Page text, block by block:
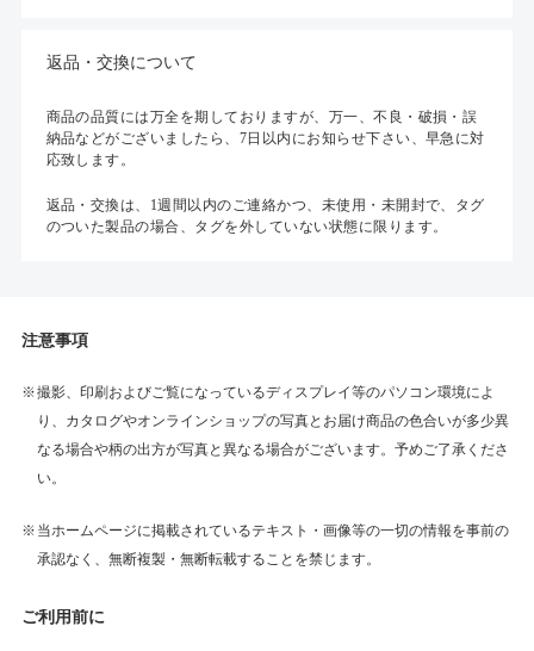
返品・交換について
商品の品質には万全を期しておりますが、万一、不良・破損・誤
納品などがございましたら、7日以内にお知らせ下さい、早急に対
応致します。
返品・交換は、1週間以内のご連絡かつ、未使用・未開封で、タグ
のついた製品の場合、タグを外していない状態に限ります。
注意事項
撮影、印刷およびご覧になっているディスプレイ等のパソコン環境によ
り、カタログやオンラインショップの写真とお届け商品の色合いが多少異
なる場合や柄の出方が写真と異なる場合がございます。予めご了承くださ
い。
当ホームページに掲載されているテキスト・画像等の一切の情報を事前の
承認なく、無断複製・無断転載することを禁じます。
ご利用前に